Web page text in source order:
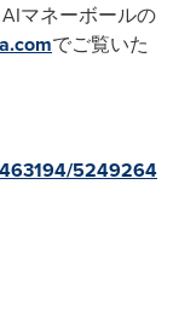
マネーボールの
でご覧いた
5249264